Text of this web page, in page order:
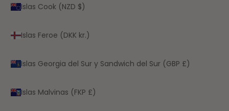
Islas Cook (NZD $)
Islas Feroe (DKK kr.)
Islas Georgia del Sur y Sandwich del Sur (GBP £)
Islas Malvinas (FKP £)